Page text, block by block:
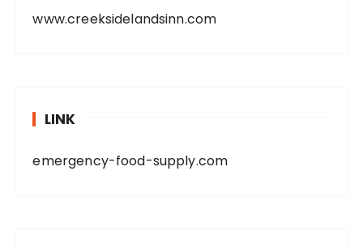
www.creeksidelandsinn.com
LINK
emergency-food-supply.com